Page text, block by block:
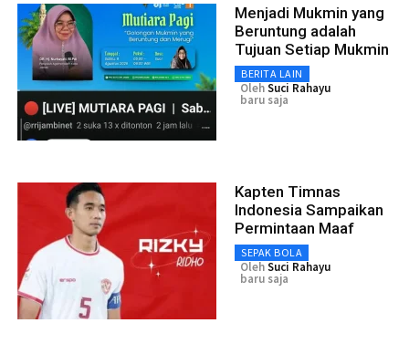
Menjadi Mukmin yang
Beruntung adalah
Tujuan Setiap Mukmin
BERITA LAIN
OlehSuci Rahayu
baru saja
Kapten Timnas
Indonesia Sampaikan
Permintaan Maaf
SEPAK BOLA
OlehSuci Rahayu
baru saja